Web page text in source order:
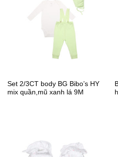
Set 2/3CT body BG Bibo’s HY
mix quần,mũ xanh lá 9M